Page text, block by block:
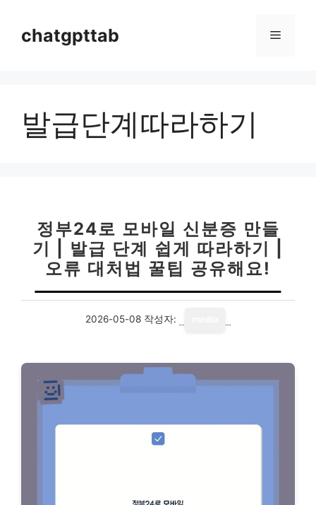
chatgpttab 메
발급단계따라하기
정부24로 모바일 신분증 만들
기 | 발급 단계 쉽게 따라하기 |
오류 대처법 꿀팁 공유해요!
2026-05-08 작성자: